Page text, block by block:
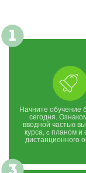
Начните обучение
сегодня.
вводной частью
курса, c планом и
дистанционного